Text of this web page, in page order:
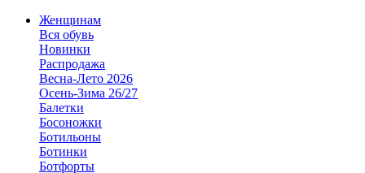
Женщинам
Вся обувь
Новинки
Распродажа
Весна-Лето 2026
Осень-Зима 26/27
Балетки
Босоножки
Ботильоны
Ботинки
Ботфорты